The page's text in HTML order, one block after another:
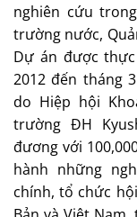
nghiên cứu
trường nước,
Dự án được
2012 đến tháng
do Hiệp hội
trường ĐH
đương với
hành những
chính, tổ chức